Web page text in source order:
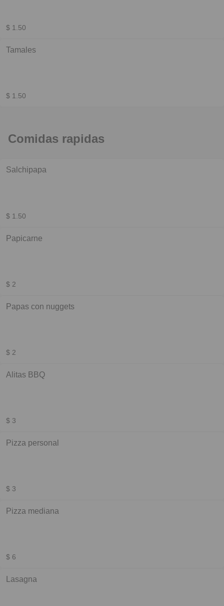
$ 1.50
Tamales
$ 1.50
Comidas rapidas
Salchipapa
$ 1.50
Papicarne
$ 2
Papas con nuggets
$ 2
Alitas BBQ
$ 3
Pizza personal
$ 3
Pizza mediana
$ 6
Lasagna